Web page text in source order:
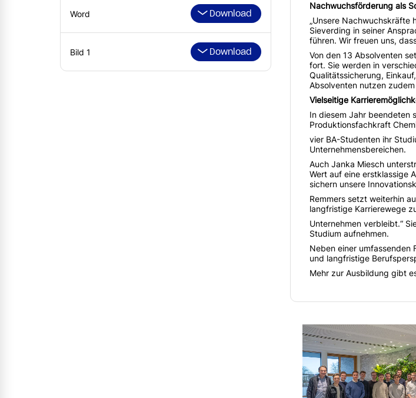
Word Download
Bild 1 Download
Nachwuchsförderung als
„Unsere Nachwuchskräfte
Sieverding in seiner
führen. Wir freuen uns,
Von den 13 Absolventen
fort. Sie werden in
Qualitätssicherung,
Absolventen nutzen
Vielseitige
In diesem Jahr beendeten
Produktionsfachkraft
vier BA-Studenten ihr
Unternehmensbereichen.
Auch Janka Miesch
Wert auf eine erstklassige
sichern unsere
Remmers setzt weiterhin
langfristige Karrierewege
Unternehmen verbleibt.“
Studium aufnehmen.
Neben einer umfassenden
und langfristige
Mehr zur Ausbildung gibt